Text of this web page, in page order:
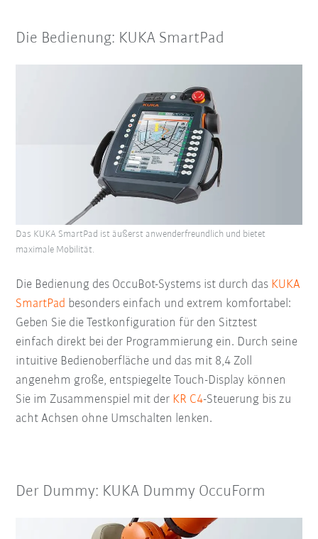
Die Bedienung: KUKA SmartPad
Die Bedienung des OccuBot-Systems ist durch das KUKA
SmartPad besonders einfach und extrem komfortabel:
Geben Sie die Testkonfiguration für den Sitztest
einfach direkt bei der Programmierung ein. Durch seine
intuitive Bedienoberfläche und das mit 8,4 Zoll
angenehm große, entspiegelte Touch-Display können
Sie im Zusammenspiel mit der KR C4-Steuerung bis zu
acht Achsen ohne Umschalten lenken.
Das KUKA SmartPad ist äußerst anwenderfreundlich und bietet
maximale Mobilität.
Der Dummy: KUKA Dummy OccuForm